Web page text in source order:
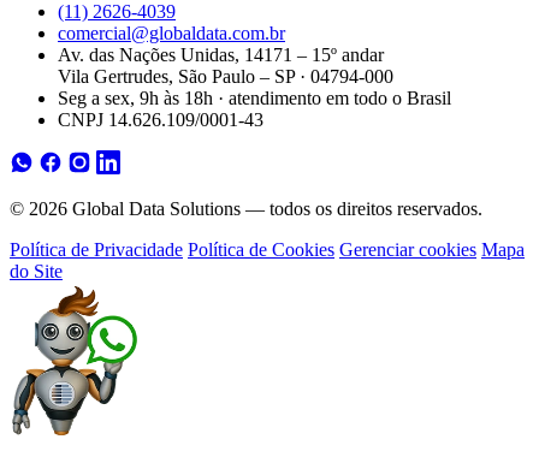
(11) 2626-4039
comercial@globaldata.com.br
Av. das Nações Unidas, 14171 – 15º andar
Vila Gertrudes, São Paulo – SP · 04794-000
Seg a sex, 9h às 18h · atendimento em todo o Brasil
CNPJ 14.626.109/0001-43
© 2026 Global Data Solutions — todos os direitos reservados.
Política de Privacidade Política de Cookies Gerenciar cookies Mapa
do Site